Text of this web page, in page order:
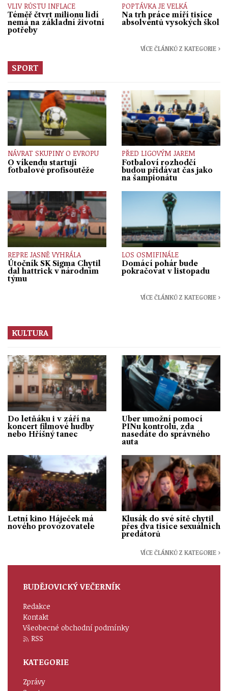
VLIV RŮSTU INFLACE
Téměř čtvrt milionu lidí
nemá na základní životní
potřeby
POPTÁVKA JE VELKÁ
Na trh práce míří tisíce
absolventů vysokých škol
VÍCE ČLÁNKŮ Z KATEGORIE ›
SPORT
NÁVRAT SKUPINY O EVROPU
O víkendu startují
fotbalové profisoutěže
PŘED LIGOVÝM JAREM
Fotbaloví rozhodčí
budou přidávat čas jako
na šampionátu
REPRE JASNĚ VYHRÁLA
Útočník SK Sigma Chytil
dal hattrick v národním
týmu
LOS OSMIFINÁLE
Domácí pohár bude
pokračovat v listopadu
VÍCE ČLÁNKŮ Z KATEGORIE ›
KULTURA
Do letňáku i v září na
koncert filmové hudby
nebo Hříšný tanec
Uber umožní pomocí
PINu kontrolu, zda
nasedáte do správného
auta
Letní kino Háječek má
nového provozovatele
Klusák do své sítě chytil
přes dva tisíce sexuálních
predátorů
VÍCE ČLÁNKŮ Z KATEGORIE ›
BUDĚJOVICKÝ VEČERNÍK
Redakce
Kontakt
Všeobecné obchodní podmínky
RSS
KATEGORIE
Zprávy